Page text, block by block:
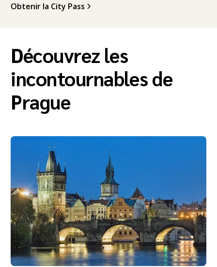
Obtenir la City Pass
Découvrez les
incontournables de
Prague